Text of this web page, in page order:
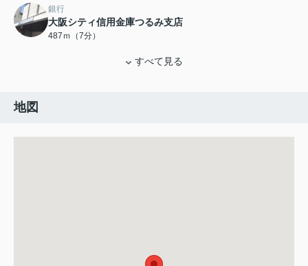
銀行
大阪シティ信用金庫つるみ支店
487ｍ（7分）
すべて見る
地図